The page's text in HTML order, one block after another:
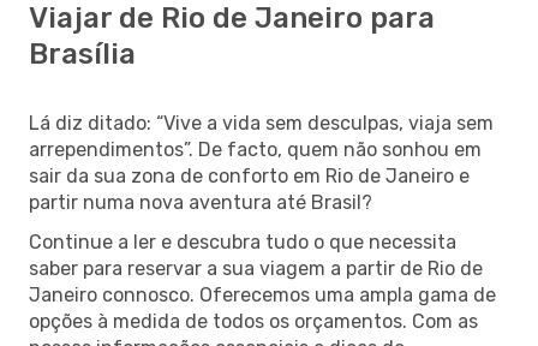
Viajar de Rio de Janeiro para
Brasília
Lá diz ditado: “Vive a vida sem desculpas, viaja sem
arrependimentos”. De facto, quem não sonhou em
sair da sua zona de conforto em Rio de Janeiro e
partir numa nova aventura até Brasil?
Continue a ler e descubra tudo o que necessita
saber para reservar a sua viagem a partir de Rio de
Janeiro connosco. Oferecemos uma ampla gama de
opções à medida de todos os orçamentos. Com as